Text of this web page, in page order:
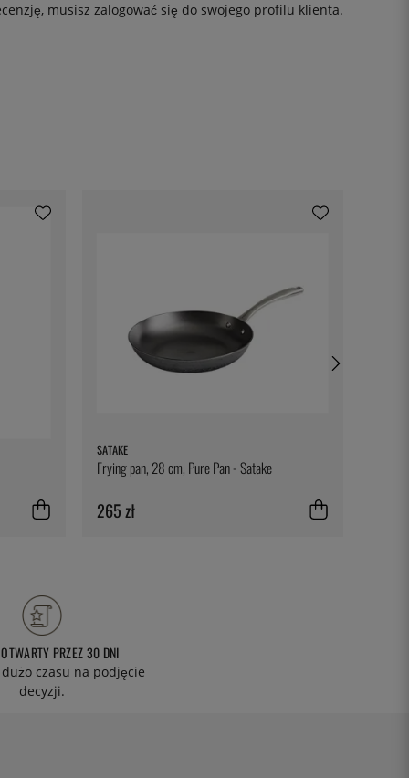
musisz zalogować się do swojego profilu klienta.
SATAKE
Frying pan, 28 cm, Pure Pan - Satake
265 zł
PRZEZ 30 DNI
czasu na podjęcie
decyzji.